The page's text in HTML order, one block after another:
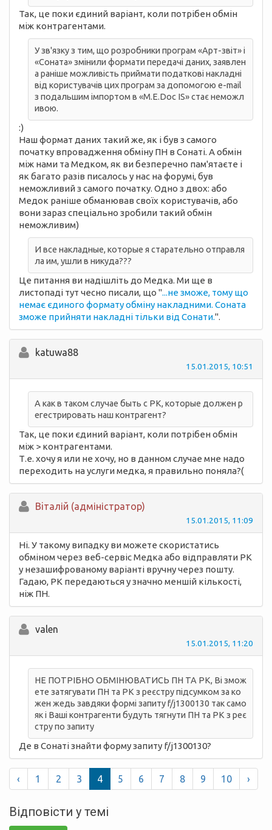
Так, це поки єдиний варіант, коли потрібен обмін
між контрагентами.
У зв'язку з тим, що розробники програм «Арт-звіт» і
«Соната» змінили формати передачі даних, заявлен
а раніше можливість приймати податкові накладні
від користувачів цих програм за допомогою e-mail
з подальшим імпортом в «M.E.Doc IS» стає неможл
ивою.
:)
Наш формат даних такий же, як і був з самого
початку впровадження обміну ПН в Сонаті. А обмін
між нами та Медком, як ви безперечно пам'ятаєте і
як багато разів писалось у нас на форумі, був
неможливий з самого початку. Одно з двох: або
Медок раніше обманював своїх користувачів, або
вони зараз спеціально зробили такий обмін
неможливим)
И все накладные, которые я старательно отправля
ла им, ушли в никуда???
Це питання ви надішліть до Медка. Ми ще в
листопаді тут чесно писали, що "...не зможе, тому що
немає єдиного формату обміну накладними. Соната
зможе прийняти накладні тільки від Сонати.".
katuwa88
15.01.2015, 10:51
А как в таком случае быть с РК, которые должен р
егестрировать наш контрагент?
Так, це поки єдиний варіант, коли потрібен обмін
між > контрагентами.
Т.е. хочу я или не хочу, но в данном случае мне надо
переходить на услуги медка, я правильно поняла?(
Вiталій (адміністратор)
15.01.2015, 11:09
Ні. У такому випадку ви можете скористатись
обміном через веб-сервіс Медка або відправляти РК
у незашифрованому варіанті вручну через пошту.
Гадаю, РК передаються у значно меншій кількості,
ніж ПН.
valen
15.01.2015, 11:20
НЕ ПОТРІБНО ОБМІНЮВАТИСЬ ПН ТА РК, Ві змож
ете затягувати ПН та РК з реєстру підсумком за ко
жен жедь завдяки формі запиту f/j1300130 так само
як і Ваші контрагенти будуть тягнути ПН та РК з реє
стру по запиту
Де в Сонаті знайти форму запиту f/j1300130?
‹ 1 2 3 4 5 6 7 8 9 10 ›
Відповісти у темі